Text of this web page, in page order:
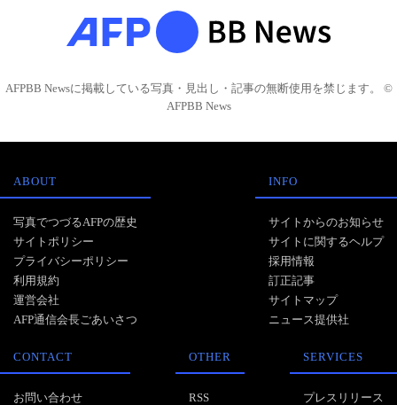
AFPBB Newsに掲載している写真・見出し・記事の無断使用を禁じます。 ©
AFPBB News
ABOUT
写真でつづるAFPの歴史
サイトポリシー
プライバシーポリシー
利用規約
運営会社
AFP通信会長ごあいさつ
INFO
サイトからのお知らせ
サイトに関するヘルプ
採用情報
訂正記事
サイトマップ
ニュース提供社
CONTACT
お問い合わせ
OTHER
RSS
SERVICES
プレスリリース